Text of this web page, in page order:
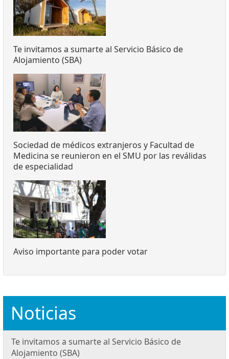
Te invitamos a sumarte al Servicio Básico de
Alojamiento (SBA)
Sociedad de médicos extranjeros y Facultad de
Medicina se reunieron en el SMU por las reválidas
de especialidad
Aviso importante para poder votar
Noticias
Te invitamos a sumarte al Servicio Básico de
Alojamiento (SBA)